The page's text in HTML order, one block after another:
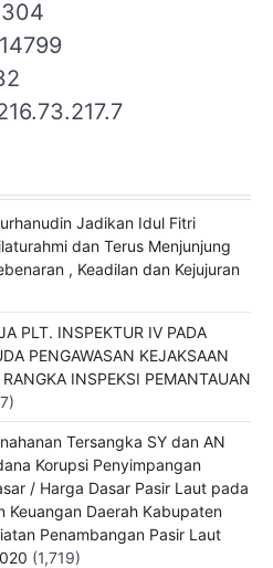
Jadikan Idul Fitri
dan Terus Menjunjung
, Keadilan dan Kejujuran
PLT. INSPEKTUR IV PADA
PENGAWASAN KEJAKSAAN
INSPEKSI PEMANTAUAN
Tersangka SY dan AN
Korupsi Penyimpangan
/ Harga Dasar Pasir Laut pada
Keuangan Daerah Kabupaten
Penambangan Pasir Laut
(1,719)